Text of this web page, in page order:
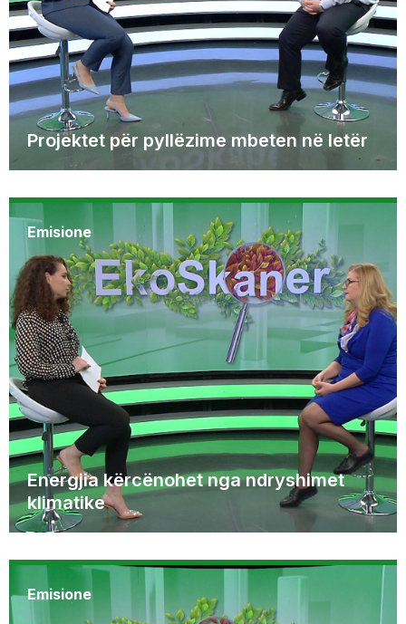
Projektet për pyllëzime mbeten në letër
Emisione
Energjia kërcënohet nga ndryshimet
klimatike
Emisione